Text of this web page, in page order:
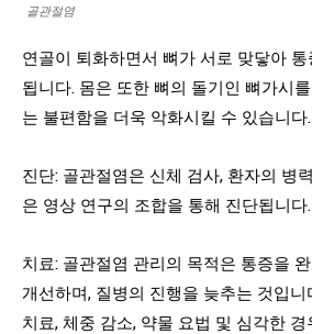
골관절염
연골이 퇴화하면서 뼈가 서로 맞닿아
됩니다. 몸은 또한 뼈의 돌기인 뼈가시
는 불편함을 더욱 악화시킬 수 있습니다.
진단: 골관절염은 신체 검사, 환자의 병
은 영상 연구의 조합을 통해 진단됩니다.
치료: 골관절염 관리의 목적은 통증을
개선하며, 질병의 진행을 늦추는 것입니
치료, 체중 감소, 약물 요법 및 심각한